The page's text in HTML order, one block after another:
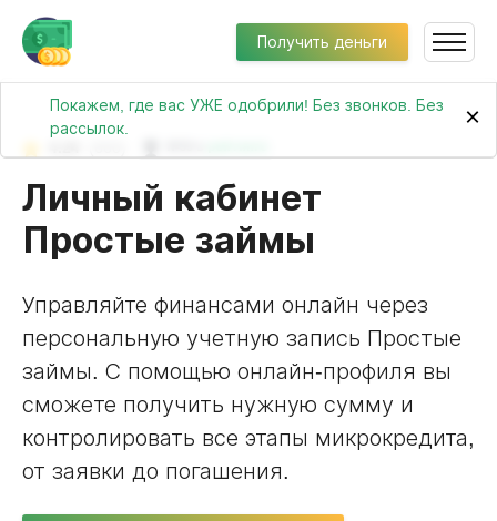
Получить деньги
Покажем, где вас УЖЕ одобрили! Без звонков. Без
рассылок.
×
Личный кабинет
Простые займы
Управляйте финансами онлайн через
персональную учетную запись Простые
займы. С помощью онлайн-профиля вы
сможете получить нужную сумму и
контролировать все этапы микрокредита,
от заявки до погашения.